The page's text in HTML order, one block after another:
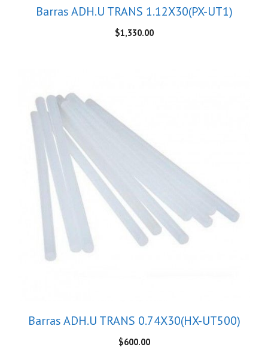
Barras ADH.U TRANS 1.12X30(PX-UT1)
$1,330.00
Barras ADH.U TRANS 0.74X30(HX-UT500)
$600.00